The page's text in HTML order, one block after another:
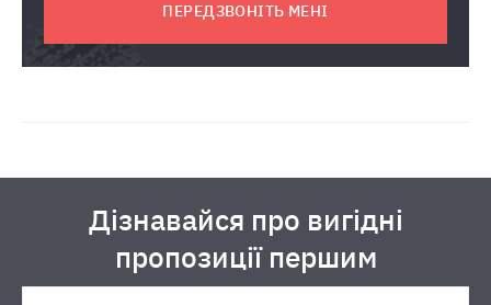
ПЕРЕДЗВОНІТЬ МЕНІ
Дізнавайся про вигідні
пропозиції першим